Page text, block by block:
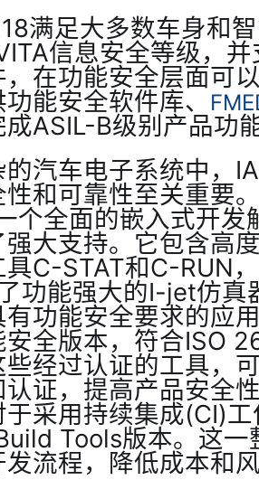
满足大多数车身和
信息安全等级，
，在功能安全层面可
能安全软件库、
ASIL-B级别产品功
汽车电子系统中，
性和可靠性至关重要
个全面的嵌入式开发
大支持。它包含高
C-STAT和C-RUN
功能强大的I-jet仿真
功能安全要求的应
安全版本，符合ISO
经过认证的工具，
认证，提高产品安全
采用持续集成(CI)
Tools版本。这
流程，降低成本和